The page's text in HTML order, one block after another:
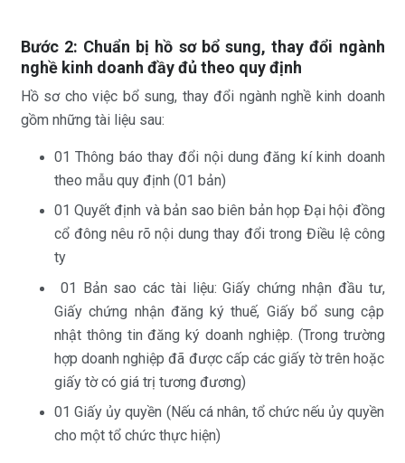
Bước 2: Chuẩn bị hồ sơ bổ sung, thay đổi ngành
nghề kinh doanh đầy đủ theo quy định
Hồ sơ cho việc bổ sung, thay đổi ngành nghề kinh doanh
gồm những tài liệu sau:
01 Thông báo thay đổi nội dung đăng kí kinh doanh
theo mẫu quy định (01 bản)
01 Quyết định và bản sao biên bản họp Đại hội đồng
cổ đông nêu rõ nội dung thay đổi trong Điều lệ công
ty
01 Bản sao các tài liệu: Giấy chứng nhận đầu tư,
Giấy chứng nhận đăng ký thuế, Giấy bổ sung cập
nhật thông tin đăng ký doanh nghiệp. (Trong trường
hợp doanh nghiệp đã được cấp các giấy tờ trên hoặc
giấy tờ có giá trị tương đương)
01 Giấy ủy quyền (Nếu cá nhân, tổ chức nếu ủy quyền
cho một tổ chức thực hiện)